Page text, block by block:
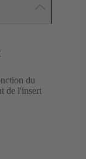
du
de l'insert